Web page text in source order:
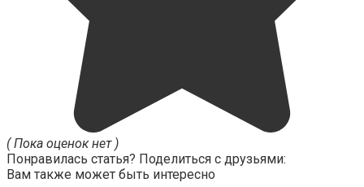
( Пока оценок нет )
Понравилась статья? Поделиться с друзьями:
Вам также может быть интересно